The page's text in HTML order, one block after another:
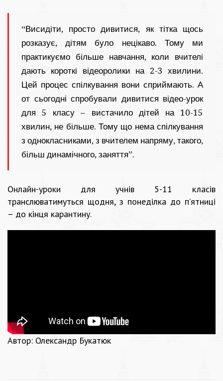
“Висидіти, просто дивитися, як тітка щось
розказує, дітям було нецікаво. Тому ми
практикуємо більше навчання, коли вчителі
дають короткі відеоролики на 2-3 хвилини.
Цей процес спілкування вони сприймають. А
от сьогодні спробували дивитися відео-урок
для 5 класу – вистачило дітей на 10-15
хвилин, не більше. Тому що нема спілкування
з однокласниками, з вчителем напряму, такого,
більш динамічного, заняття”.
Онлайн-уроки для учнів 5-11 класів
транслюватимуться щодня, з понеділка до п’ятниці
– до кінця карантину.
Автор: Олександр Букатюк